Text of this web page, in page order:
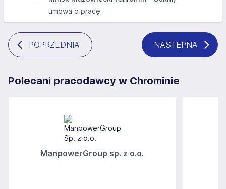
umowa o pracę
POPRZEDNIA NASTĘPNA
Polecani pracodawcy w Chrominie
ManpowerGroup sp. z o.o.